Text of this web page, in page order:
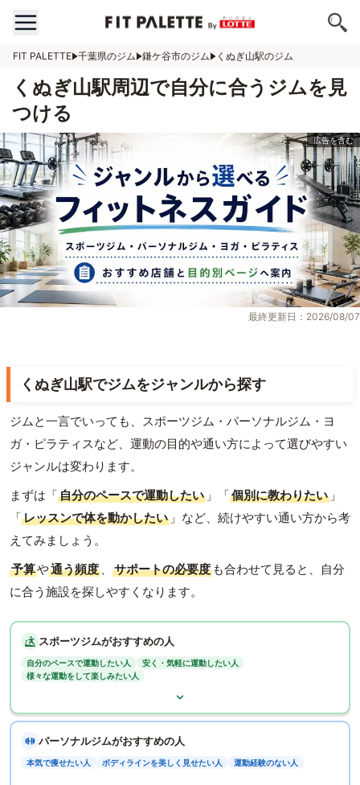
FIT PALETTE 千葉県のジム 鎌ケ谷市のジム くぬぎ山駅のジム
くぬぎ山駅周辺で自分に合うジムを見
つける
最終更新日：2026/08/07
くぬぎ山駅でジムをジャンルから探す
ジムと一言でいっても、スポーツジム・パーソナルジム・ヨ
ガ・ピラティスなど、運動の目的や通い方によって選びやすい
ジャンルは変わります。
まずは「自分のペースで運動したい 」「個別に教わりたい 」
「レッスンで体を動かしたい 」など、続けやすい通い方から考
えてみましょう。
予算や通う頻度 、 サポートの必要度 も合わせて見ると、自分
に合う施設を探しやすくなります。
スポーツジムがおすすめの人
自分のペースで運動したい人
安く・気軽に運動したい人
様々な運動をして楽しみたい人
パーソナルジムがおすすめの人
本気で痩せたい人 ボディラインを美しく見せたい人 運動経験のない人